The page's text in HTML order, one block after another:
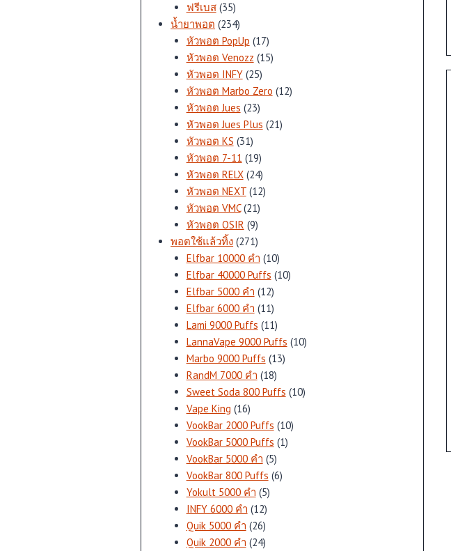
ฟรีเบส 3535
สินค้า
น้ำยาพอต 234234
สินค้า
หัวพอต PopUp 1717
สินค้า
หัวพอต Venozz 1515
หัวพอต INFY 2525
สินค้า
หัวพอต Marbo Zero 1212
หัวพอต Jues 2323
สินค้า
หัวพอต Jues Plus 2121
หัวพอต KS 3131
สินค้า
หัวพอต 7-11 1919
สินค้า
หัวพอต RELX 2424
สินค้า
หัวพอต NEXT 1212
หัวพอต VMC 2121
สินค้า
หัวพอต OSIR 99
สินค้า
พอตใช้แล้วทิ้ง 271271
สินค้า
Elfbar 10000 คำ 1010
สินค้า
Elfbar 40000 Puffs 1010
Elfbar 5000 คำ 1212
สินค้า
Elfbar 6000 คำ 1111
สินค้า
Lami 9000 Puffs 1111
สินค้า
LannaVape 9000 Puffs 1010
Marbo 9000 Puffs 1313
RandM 7000 คำ 1818
สินค้า
Sweet Soda 800 Puffs 1010
Vape King 1616
สินค้า
VookBar 2000 Puffs 1010
VookBar 5000 Puffs 11
VookBar 5000 คำ 55
สินค้า
VookBar 800 Puffs 66
Yokult 5000 คำ 55
สินค้า
INFY 6000 คำ 1212
สินค้า
Quik 5000 คำ 2626
สินค้า
Quik 2000 คำ 2424